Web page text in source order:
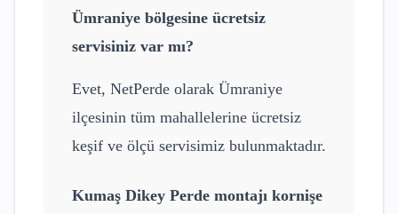
Ümraniye bölgesine ücretsiz
servisiniz var mı?
Evet, NetPerde olarak Ümraniye
ilçesinin tüm mahallelerine ücretsiz
keşif ve ölçü servisimiz bulunmaktadır.
Kumaş Dikey Perde montajı kornişe